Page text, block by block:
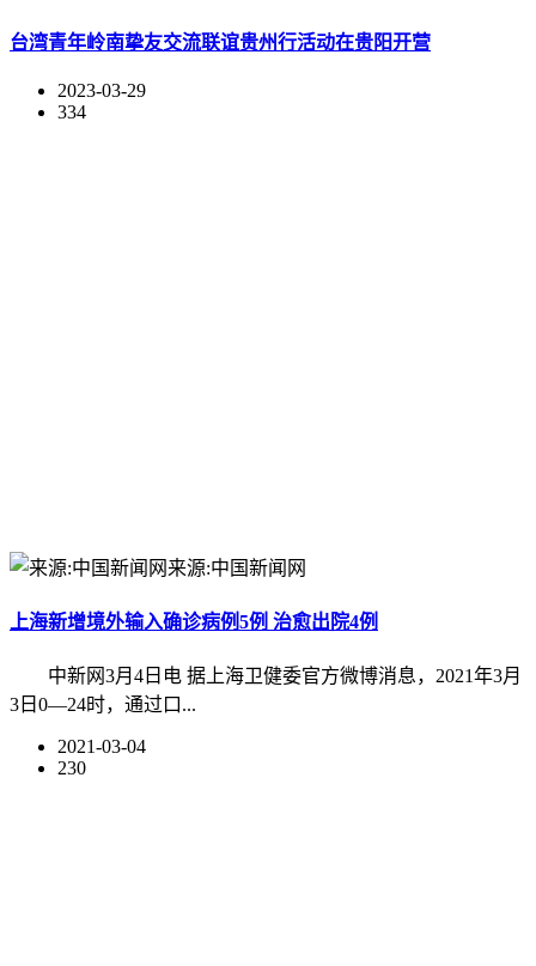
台湾青年岭南挚友交流联谊贵州行活动在贵阳开营
2023-03-29
334
来源:中国新闻网
上海新增境外输入确诊病例5例 治愈出院4例
中新网3月4日电 据上海卫健委官方微博消息，2021年3月
3日0—24时，通过口...
2021-03-04
230